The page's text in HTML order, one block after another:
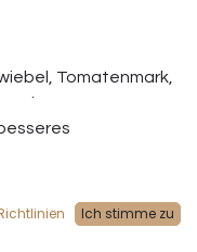
Tomatenmark,
und
LorbeerblattIch stimme zu